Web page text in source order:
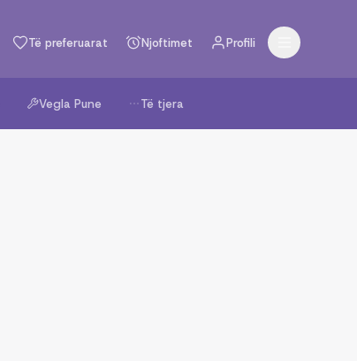
Të preferuarat Njoftimet Profili
Vegla Pune Të tjera